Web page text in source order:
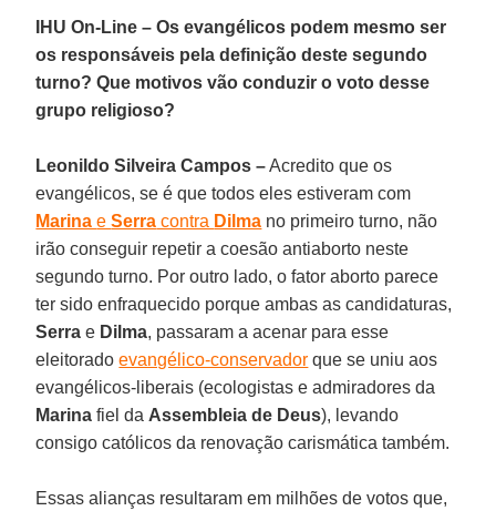
IHU On-Line – Os evangélicos podem mesmo ser
os responsáveis pela definição deste segundo
turno? Que motivos vão conduzir o voto desse
grupo religioso?
Leonildo Silveira Campos –Acredito que os
evangélicos, se é que todos eles estiveram com
MarinaeSerra contra Dilma no primeiro turno, não
irão conseguir repetir a coesão antiaborto neste
segundo turno. Por outro lado, o fator aborto parece
ter sido enfraquecido porque ambas as candidaturas,
Serra e Dilma, passaram a acenar para esse
eleitoradoevangélico-conservador que se uniu aos
evangélicos-liberais (ecologistas e admiradores da
Marina fiel da Assembleia de Deus), levando
consigo católicos da renovação carismática também.
Essas alianças resultaram em milhões de votos que,